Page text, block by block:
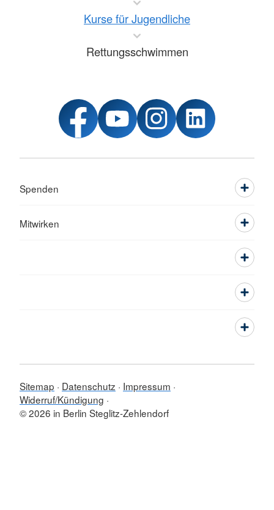
Kurse für Jugendliche
Rettungsschwimmen
Spenden
Mitwirken
Sitemap Datenschutz
Impressum
Widerruf/Kündigung
© 2026 in Berlin Steglitz-Zehlendorf